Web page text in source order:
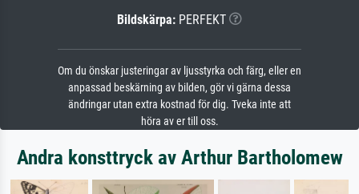
Bildskärpa: PERFEKT
Om du önskar justeringar av ljusstyrka och färg, eller en
anpassad beskärning av bilden, gör vi gärna dessa
ändringar utan extra kostnad för dig. Tveka inte att
höra av er till oss.
Andra konsttryck av Arthur Bartholomew